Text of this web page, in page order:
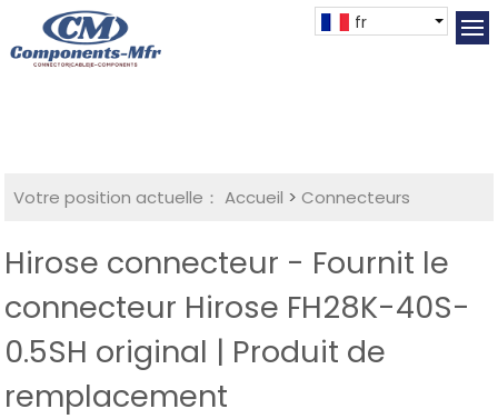
fr
Votre position actuelle： Accueil >Connecteurs
Hirose connecteur - Fournit le
connecteur Hirose FH28K-40S-
0.5SH original | Produit de
remplacement